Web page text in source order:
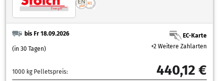
bis Fr 18.09.2026
(in 30 Tagen)
EC-Karte
+2 Weitere Zahlarten
1000 kg Pelletspreis: 440,12 €